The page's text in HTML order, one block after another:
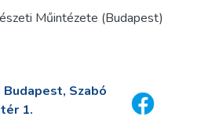
Műintézete (Budapest)
Budapest, Szabó
1.